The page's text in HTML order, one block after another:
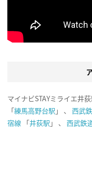
マイナビSTAYミライエ井
「練馬高野台駅 」 、 西武
宿線 「井荻駅 」 、 西武鉄